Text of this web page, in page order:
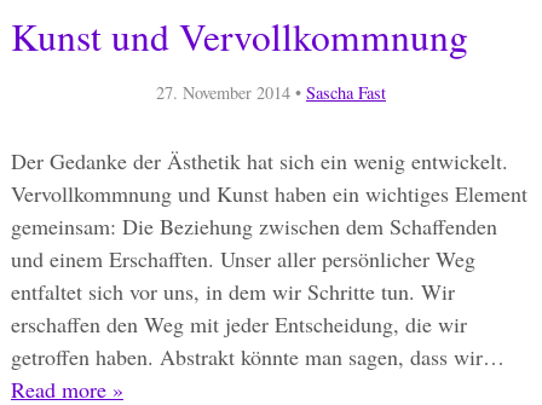
Kunst und Vervollkommnung
27. November 2014• Sascha Fast
Der Gedanke der Ästhetik hat sich ein wenig entwickelt.
Vervollkommnung und Kunst haben ein wichtiges Element
gemeinsam: Die Beziehung zwischen dem Schaffenden
und einem Erschafften. Unser aller persönlicher Weg
entfaltet sich vor uns, in dem wir Schritte tun. Wir
erschaffen den Weg mit jeder Entscheidung, die wir
getroffen haben. Abstrakt könnte man sagen, dass wir…
Read more »